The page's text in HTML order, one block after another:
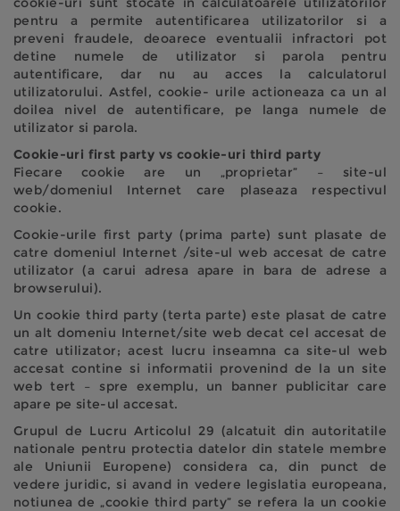
pentru a permite autentificarea utilizatorilor si a
preveni fraudele, deoarece eventualii infractori pot
detine numele de utilizator si parola pentru
autentificare, dar nu au acces la calculatorul
utilizatorului. Astfel, cookie- urile actioneaza ca un al
doilea nivel de autentificare, pe langa numele de
utilizator si parola.
Cookie-uri first party vs cookie-uri third party
Fiecare cookie are un „proprietar” – site-ul
web/domeniul Internet care plaseaza respectivul
cookie.
Cookie-urile first party (prima parte) sunt plasate de
catre domeniul Internet /site-ul web accesat de catre
utilizator (a carui adresa apare in bara de adrese a
browserului).
Un cookie third party (terta parte) este plasat de catre
un alt domeniu Internet/site web decat cel accesat de
catre utilizator; acest lucru inseamna ca site-ul web
accesat contine si informatii provenind de la un site
web tert – spre exemplu, un banner publicitar care
apare pe site-ul accesat.
Grupul de Lucru Articolul 29 (alcatuit din autoritatile
nationale pentru protectia datelor din statele membre
ale Uniunii Europene) considera ca, din punct de
vedere juridic, si avand in vedere legislatia europeana,
notiunea de „cookie third party” se refera la un cookie